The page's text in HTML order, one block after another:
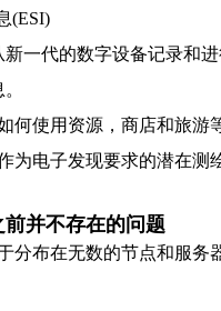
(ESI)
一代的数字设备记录和
何使用资源，商店和旅
电子发现要求的潜在测
并不存在的问题
分布在无数的节点和服